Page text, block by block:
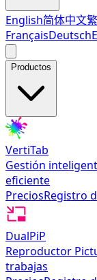
English简体中文
FrançaisDeutsch
Productos
VertiTab
Gestión
eficiente
PreciosRegistro
DualPiP
Reproductor
trabajas